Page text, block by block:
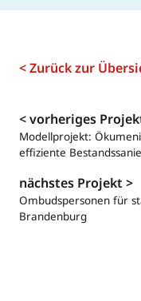
< Zurück zur
< vorheriges
Modellprojekt:
effiziente
nächstes Projekt >
Ombudspersonen für
Brandenburg